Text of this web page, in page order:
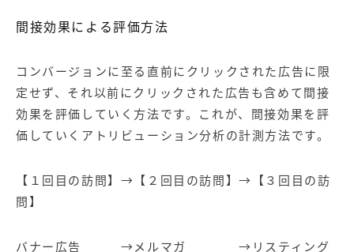
間接効果による評価方法
コンバージョンに至る直前にクリックされた広告に限
定せず、それ以前にクリックされた広告も含めて間接
効果を評価していく方法です。これが、間接効果を評
価していくアトリビューション分析の計測方法です。
【１回目の訪問】→【２回目の訪問】→【３回目の訪
問】
バナー広告 →メルマガ →リスティング